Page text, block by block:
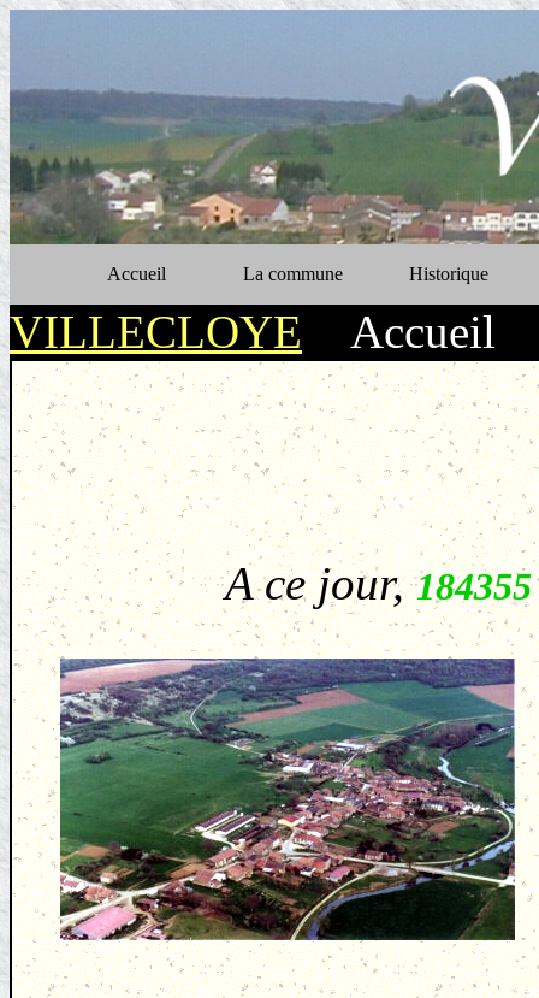
Accueil La commune Historique
VILLECLOYE Accueil
A ce jour,184355